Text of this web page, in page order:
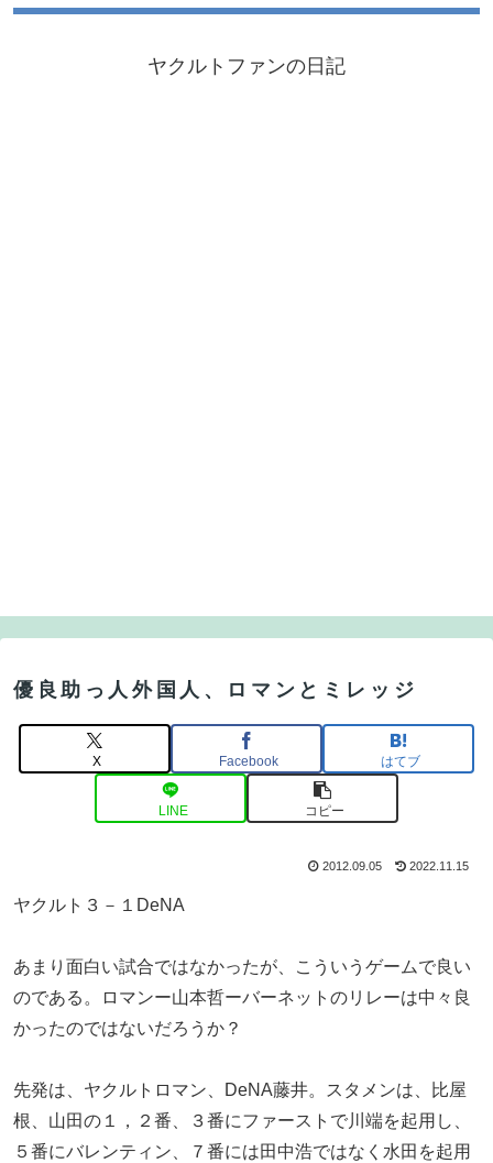
ヤクルトファンの日記
優良助っ人外国人、ロマンとミレッジ
X Facebook はてブ
LINE コピー
2012.09.05 2022.11.15
ヤクルト３－１DeNA
あまり面白い試合ではなかったが、こういうゲームで良い
のである。ロマンー山本哲ーバーネットのリレーは中々良
かったのではないだろうか？
先発は、ヤクルトロマン、DeNA藤井。スタメンは、比屋
根、山田の１，２番、３番にファーストで川端を起用し、
５番にバレンティン、７番には田中浩ではなく水田を起用